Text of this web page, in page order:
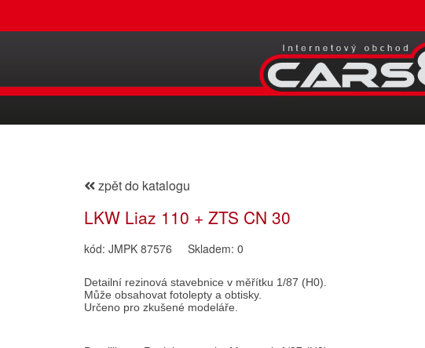
zpět do katalogu
LKW Liaz 110 + ZTS CN 30
kód: JMPK 87576 Skladem: 0